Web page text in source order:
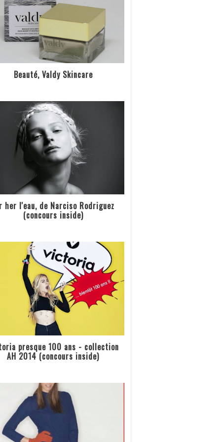
Beauté, Valdy Skincare
her l'eau, de Narciso Rodriguez
(concours inside)
presque 100 ans - collection
AH 2014 (concours inside)